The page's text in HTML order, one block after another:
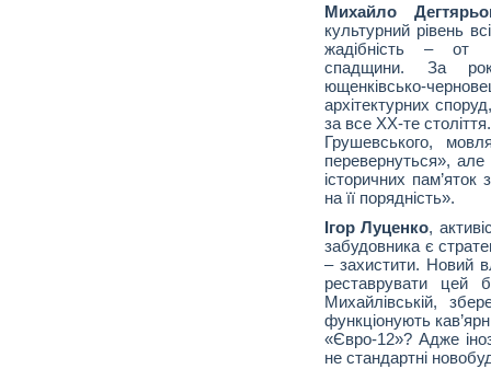
Михайло
культурний рівень
жадібність – от
спадщини. За
ющенківсько-
архітектурних
за все ХХ-те
Грушевського,
перевернуться»,
історичних
на її порядність».
Ігор Луценко,
забудовника є
– захистити. Новий
реставрувати цей
Михайлівській,
функціонують
«Євро-12»? Адже
не стандартні